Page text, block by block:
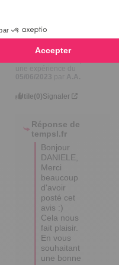
du catalogue. Me
Utile(0)Signaler
Réponse de
tempsl.fr
Bonjour
DANIELE,
Merci
beaucoup
d'avoir
posté cet
avis :)
Cela nous
fait plaisir.
En vous
souhaitant
une bonne